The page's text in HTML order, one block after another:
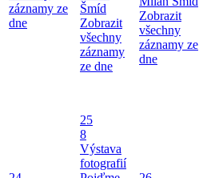
záznamy ze
dne
Šmíd
Zobrazit
všechny
záznamy
ze dne
Zobrazit
všechny
záznamy ze
dne
25
8
Výstava
fotografií